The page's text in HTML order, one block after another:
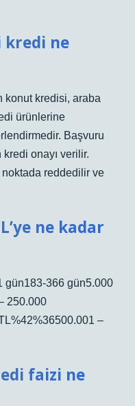
kredi ne
konut kredisi, araba
ürünlerine
Başvuru
onayı verilir.
reddedilir ve
ne kadar
gün183-366 gün5.000
250.000
–
faizi ne